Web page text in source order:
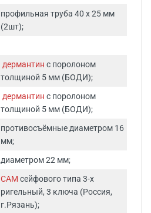
профильная труба 40 х 25 мм
(2шт);
дермантин с поролоном
толщиной 5 мм (БОДИ);
дермантин с поролоном
толщиной 5 мм (БОДИ);
противосъёмные диаметром 16
мм;
диаметром 22 мм;
САМ сейфового типа 3-х
ригельный, 3 ключа (Россия,
г.Рязань);